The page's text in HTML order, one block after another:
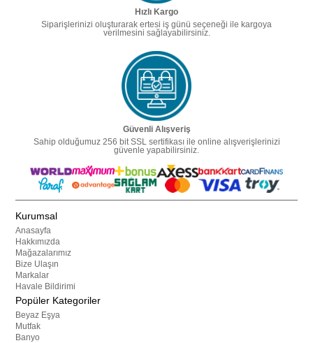
Hızlı Kargo
Siparişlerinizi oluşturarak ertesi iş günü seçeneği ile kargoya
verilmesini sağlayabilirsiniz.
Güvenli Alışveriş
Sahip olduğumuz 256 bit SSL sertifikası ile online alışverişlerinizi
güvenle yapabilirsiniz.
Kurumsal
Anasayfa
Hakkımızda
Mağazalarımız
Bize Ulaşın
Markalar
Havale Bildirimi
Popüler Kategoriler
Beyaz Eşya
Mutfak
Banyo